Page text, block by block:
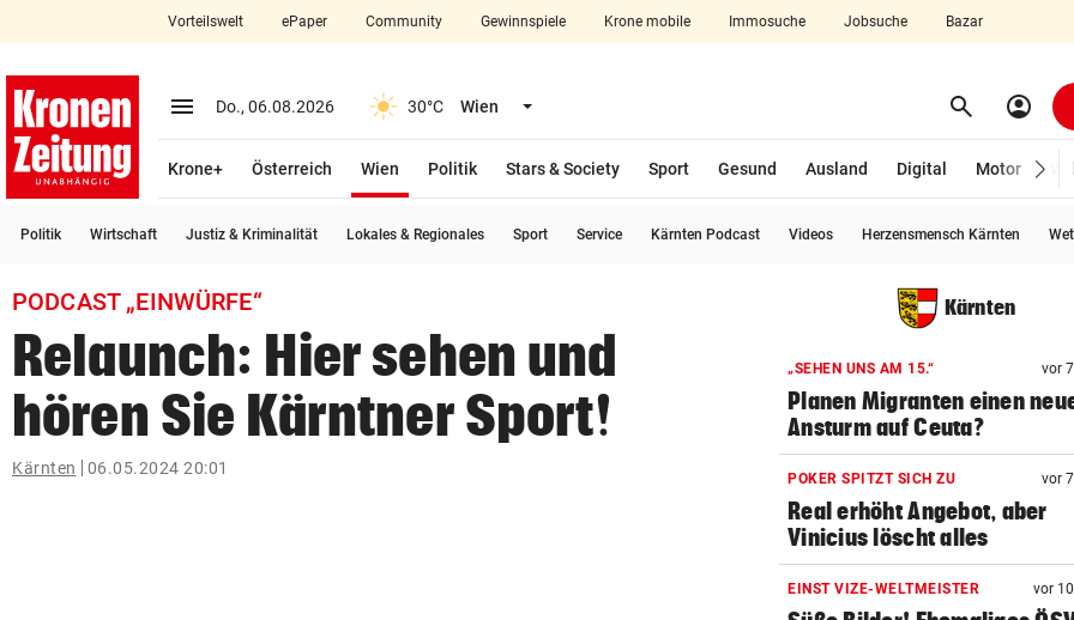
closeSchließen
account_circle Anmelden
arrow_right
bookmark
search
Suchbegriff
eingeben
Vorteilswelt ePaper Community Gewinnspiele Krone mobile Immosuche Jobsuche Bazar
menu Menü aufklappen
Do., 06.08.2026 30°C Wien Menü aufklappen search Suchen
account_circle
Krone+ Österreich Wien
Politik
Stars & Society Sport Gesund Ausland Digital Motor
Politik Wirtschaft Justiz & Kriminalität Lokales & Regionales Sport Service Kärnten Podcast Videos Herzensmensch Kärnten
PODCAST „EINWÜRFE“
Relaunch: Hier sehen und
hören Sie Kärntner Sport!
Kärnten 06.05.2024 20:01
Kärnten
„SEHEN UNS AM 15.“ vor
Planen Migranten einen
Ansturm auf Ceuta?
POKER SPITZT SICH ZU vor
Real erhöht Angebot, aber
Vinicius löscht alles
EINST VIZE-WELTMEISTER vor